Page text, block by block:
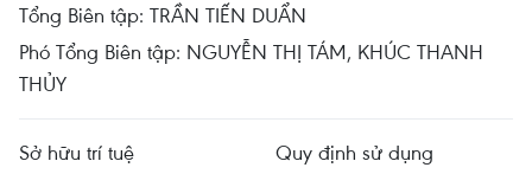
Tổng Biên tập: TRẦN TIẾN DUẨN
Phó Tổng Biên tập: NGUYỄN THỊ TÁM, KHÚC THANH
THỦY
Sở hữu trí tuệ
Quy định sử dụng